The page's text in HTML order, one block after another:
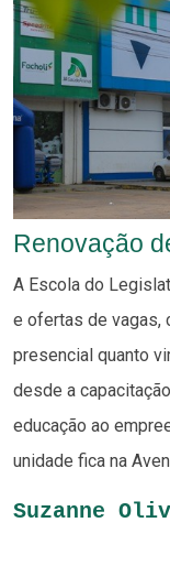
Renovação
A Escola do
e ofertas de vagas,
presencial quanto
desde a
educação ao
unidade fica na
Suzanne